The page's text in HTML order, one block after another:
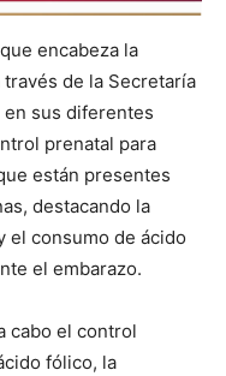
encabeza la
de la Secretaría
sus diferentes
prenatal para
están presentes
destacando la
el consumo de ácido
el embarazo.
cabo el control
fólico, la